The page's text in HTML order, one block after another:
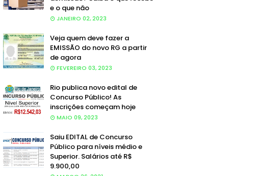
e o que não
JANEIRO 02, 2023
Veja quem deve fazer a
EMISSÃO do novo RG a partir
de agora
FEVEREIRO 03, 2023
Rio publica novo edital de
Concurso Público! As
inscrições começam hoje
MAIO 09, 2023
Saiu EDITAL de Concurso
Público para níveis médio e
Superior. Salários até R$
9.900,00